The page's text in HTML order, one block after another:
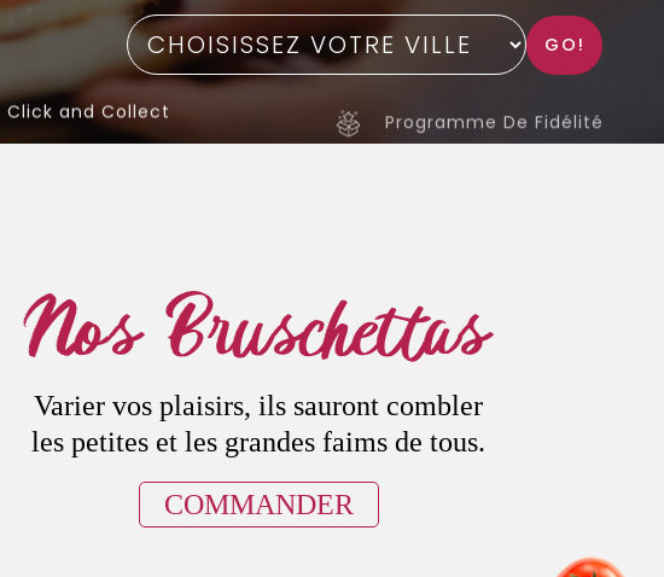
GO!
Click and Collect Programme De Fidélité
Nos Bruschettas
Varier vos plaisirs, ils sauront combler
les petites et les grandes faims de tous.
COMMANDER